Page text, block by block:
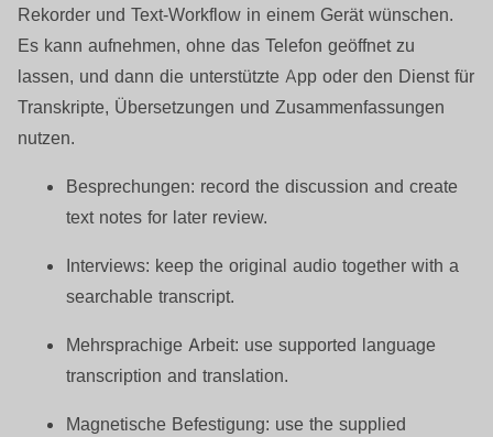
Rekorder und Text-Workflow in einem Gerät wünschen.
Es kann aufnehmen, ohne das Telefon geöffnet zu
lassen, und dann die unterstützte App oder den Dienst für
Transkripte, Übersetzungen und Zusammenfassungen
nutzen.
Besprechungen: record the discussion and create
text notes for later review.
Interviews: keep the original audio together with a
searchable transcript.
Mehrsprachige Arbeit: use supported language
transcription and translation.
Magnetische Befestigung: use the supplied